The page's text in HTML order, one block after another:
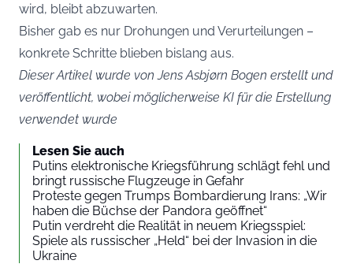
wird, bleibt abzuwarten.
Bisher gab es nur Drohungen und Verurteilungen –
konkrete Schritte blieben bislang aus.
Dieser Artikel wurde von Jens Asbjørn Bogen erstellt und
veröffentlicht, wobei möglicherweise KI für die Erstellung
verwendet wurde
Lesen Sie auch
Putins elektronische Kriegsführung schlägt fehl und
bringt russische Flugzeuge in Gefahr
Proteste gegen Trumps Bombardierung Irans: „Wir
haben die Büchse der Pandora geöffnet“
Putin verdreht die Realität in neuem Kriegsspiel:
Spiele als russischer „Held“ bei der Invasion in die
Ukraine